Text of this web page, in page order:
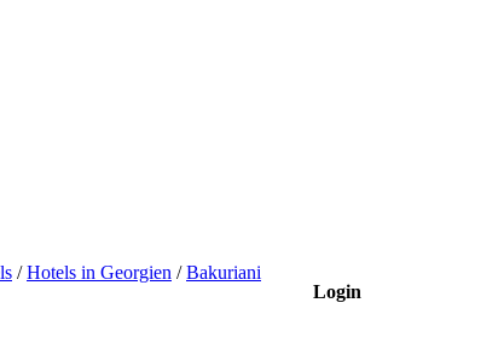
/Hotels in Georgien /Bakuriani
Login